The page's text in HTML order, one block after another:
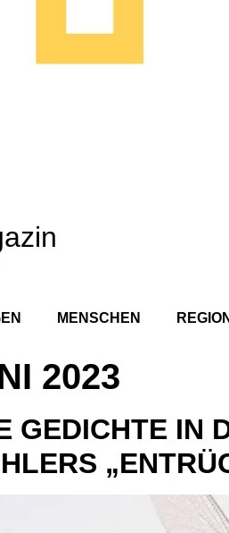
MENSCHEN REGION
2023
GEDICHTE IN